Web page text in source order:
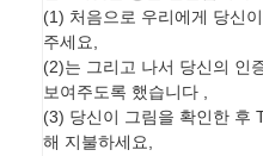
(1) 처음으로 우리에게 당신
주세요,
(2)는 그리고 나서 당신의 인
보여주도록 했습니다 ,
(3) 당신이 그림을 확인한 후
해 지불하세요,